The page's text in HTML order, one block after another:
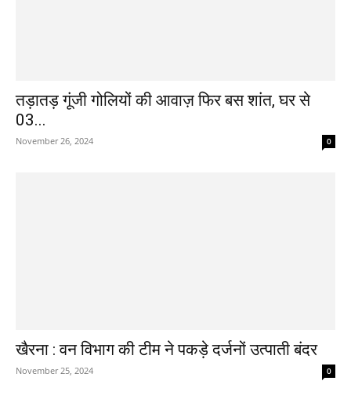
तड़ातड़ गूंजी गोलियों की आवाज़ फिर बस शांत, घर से
03...
November 26, 2024 0
खैरना : वन विभाग की टीम ने पकड़े दर्जनों उत्पाती बंदर
November 25, 2024 0